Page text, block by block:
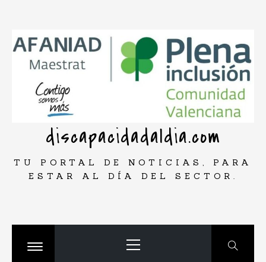
contenido
discapacidadaldia.com
TU PORTAL DE NOTICIAS, PARA
ESTAR AL DÍA DEL SECTOR.
Cambiar
principal